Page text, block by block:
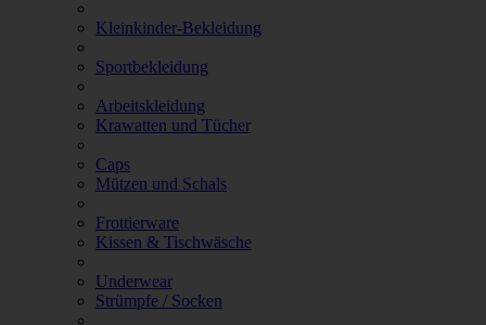
Kleinkinder-Bekleidung
Sportbekleidung
Arbeitskleidung
Krawatten und Tücher
Caps
Mützen und Schals
Frottierware
Kissen & Tischwäsche
Underwear
Strümpfe / Socken